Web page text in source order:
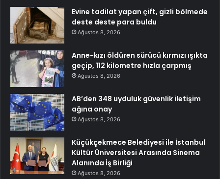
Evine tadilat yapan çift, gizli bölmede
deste deste para buldu
Ağustos 8, 2026
Anne-kızı öldüren sürücü kırmızı ışıkta
geçip, 112 kilometre hızla çarpmış
Ağustos 8, 2026
AB’den 348 uyduluk güvenlik iletişim
ağına onay
Ağustos 8, 2026
Küçükçekmece Belediyesi ile İstanbul
Kültür Üniversitesi Arasında Sinema
Alanında İş Birliği
Ağustos 8, 2026